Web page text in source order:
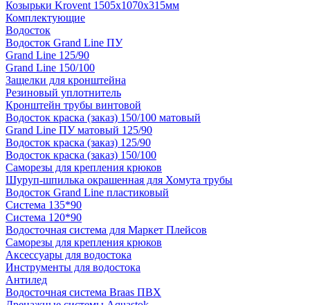
Козырьки Krovent 1505х1070х315мм
Комплектующие
Водосток
Водосток Grand Line ПУ
Grand Line 125/90
Grand Line 150/100
Защелки для кронштейна
Резиновый уплотнитель
Кронштейн трубы винтовой
Водосток краска (заказ) 150/100 матовый
Grand Line ПУ матовый 125/90
Водосток краска (заказ) 125/90
Водосток краска (заказ) 150/100
Саморезы для крепления крюков
Шуруп-шпилька окрашенная для Хомута трубы
Водосток Grand Line пластиковый
Система 135*90
Система 120*90
Водосточная система для Маркет Плейсов
Саморезы для крепления крюков
Аксессуары для водостока
Инструменты для водостока
Антилед
Водосточная система Braas ПВХ